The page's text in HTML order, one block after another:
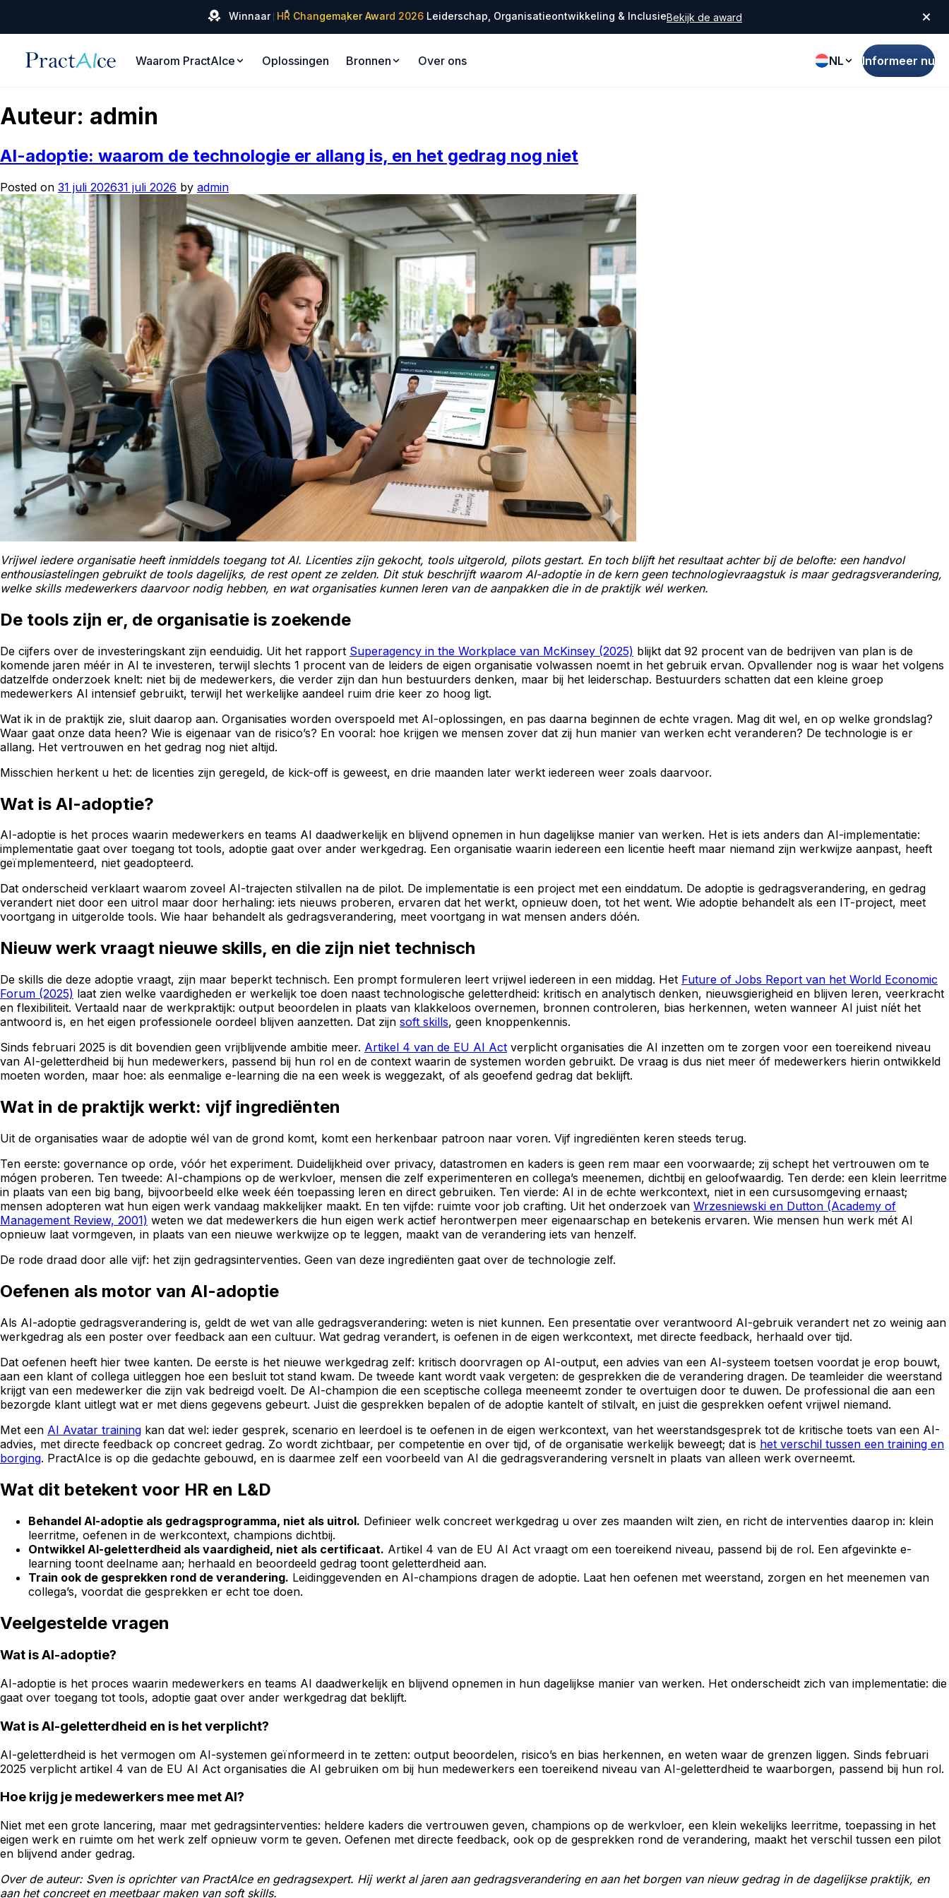
Winnaar HR Changemaker Award 2026
✦
✦
✦ Leiderschap, Organisatieontwikkeling & InclusieBekijk de award
Waarom PractAIce Oplossingen Bronnen Over ons NL Informeer nu
Auteur: admin
AI-adoptie: waarom de technologie er allang is, en het gedrag nog niet
Posted on 31 juli 202631 juli 2026 by admin
Vrijwel iedere organisatie heeft inmiddels toegang tot AI. Licenties zijn gekocht, tools uitgerold, pilots gestart. En toch blijft het resultaat achter bij de belofte: een handvol
enthousiastelingen gebruikt de tools dagelijks, de rest opent ze zelden. Dit stuk beschrijft waarom AI-adoptie in de kern geen technologievraagstuk is maar gedragsverandering,
welke skills medewerkers daarvoor nodig hebben, en wat organisaties kunnen leren van de aanpakken die in de praktijk wél werken.
De tools zijn er, de organisatie is zoekende
De cijfers over de investeringskant zijn eenduidig. Uit het rapport Superagency in the Workplace van McKinsey (2025) blijkt dat 92 procent van de bedrijven van plan is de
komende jaren méér in AI te investeren, terwijl slechts 1 procent van de leiders de eigen organisatie volwassen noemt in het gebruik ervan. Opvallender nog is waar het volgens
datzelfde onderzoek knelt: niet bij de medewerkers, die verder zijn dan hun bestuurders denken, maar bij het leiderschap. Bestuurders schatten dat een kleine groep
medewerkers AI intensief gebruikt, terwijl het werkelijke aandeel ruim drie keer zo hoog ligt.
Wat ik in de praktijk zie, sluit daarop aan. Organisaties worden overspoeld met AI-oplossingen, en pas daarna beginnen de echte vragen. Mag dit wel, en op welke grondslag?
Waar gaat onze data heen? Wie is eigenaar van de risico’s? En vooral: hoe krijgen we mensen zover dat zij hun manier van werken echt veranderen? De technologie is er
allang. Het vertrouwen en het gedrag nog niet altijd.
Misschien herkent u het: de licenties zijn geregeld, de kick-off is geweest, en drie maanden later werkt iedereen weer zoals daarvoor.
Wat is AI-adoptie?
AI-adoptie is het proces waarin medewerkers en teams AI daadwerkelijk en blijvend opnemen in hun dagelijkse manier van werken. Het is iets anders dan AI-implementatie:
implementatie gaat over toegang tot tools, adoptie gaat over ander werkgedrag. Een organisatie waarin iedereen een licentie heeft maar niemand zijn werkwijze aanpast, heeft
geïmplementeerd, niet geadopteerd.
Dat onderscheid verklaart waarom zoveel AI-trajecten stilvallen na de pilot. De implementatie is een project met een einddatum. De adoptie is gedragsverandering, en gedrag
verandert niet door een uitrol maar door herhaling: iets nieuws proberen, ervaren dat het werkt, opnieuw doen, tot het went. Wie adoptie behandelt als een IT-project, meet
voortgang in uitgerolde tools. Wie haar behandelt als gedragsverandering, meet voortgang in wat mensen anders dóén.
Nieuw werk vraagt nieuwe skills, en die zijn niet technisch
De skills die deze adoptie vraagt, zijn maar beperkt technisch. Een prompt formuleren leert vrijwel iedereen in een middag. Het Future of Jobs Report van het World Economic
Forum (2025) laat zien welke vaardigheden er werkelijk toe doen naast technologische geletterdheid: kritisch en analytisch denken, nieuwsgierigheid en blijven leren, veerkracht
en flexibiliteit. Vertaald naar de werkpraktijk: output beoordelen in plaats van klakkeloos overnemen, bronnen controleren, bias herkennen, weten wanneer AI juist níét het
antwoord is, en het eigen professionele oordeel blijven aanzetten. Dat zijn soft skills, geen knoppenkennis.
Sinds februari 2025 is dit bovendien geen vrijblijvende ambitie meer. Artikel 4 van de EU AI Act verplicht organisaties die AI inzetten om te zorgen voor een toereikend niveau
van AI-geletterdheid bij hun medewerkers, passend bij hun rol en de context waarin de systemen worden gebruikt. De vraag is dus niet meer óf medewerkers hierin ontwikkeld
moeten worden, maar hoe: als eenmalige e-learning die na een week is weggezakt, of als geoefend gedrag dat beklijft.
Wat in de praktijk werkt: vijf ingrediënten
Uit de organisaties waar de adoptie wél van de grond komt, komt een herkenbaar patroon naar voren. Vijf ingrediënten keren steeds terug.
Ten eerste: governance op orde, vóór het experiment. Duidelijkheid over privacy, datastromen en kaders is geen rem maar een voorwaarde; zij schept het vertrouwen om te
mógen proberen. Ten tweede: AI-champions op de werkvloer, mensen die zelf experimenteren en collega’s meenemen, dichtbij en geloofwaardig. Ten derde: een klein leerritme
in plaats van een big bang, bijvoorbeeld elke week één toepassing leren en direct gebruiken. Ten vierde: AI in de echte werkcontext, niet in een cursusomgeving ernaast;
mensen adopteren wat hun eigen werk vandaag makkelijker maakt. En ten vijfde: ruimte voor job crafting. Uit het onderzoek van Wrzesniewski en Dutton (Academy of
Management Review, 2001) weten we dat medewerkers die hun eigen werk actief herontwerpen meer eigenaarschap en betekenis ervaren. Wie mensen hun werk mét AI
opnieuw laat vormgeven, in plaats van een nieuwe werkwijze op te leggen, maakt van de verandering iets van henzelf.
De rode draad door alle vijf: het zijn gedragsinterventies. Geen van deze ingrediënten gaat over de technologie zelf.
Oefenen als motor van AI-adoptie
Als AI-adoptie gedragsverandering is, geldt de wet van alle gedragsverandering: weten is niet kunnen. Een presentatie over verantwoord AI-gebruik verandert net zo weinig aan
werkgedrag als een poster over feedback aan een cultuur. Wat gedrag verandert, is oefenen in de eigen werkcontext, met directe feedback, herhaald over tijd.
Dat oefenen heeft hier twee kanten. De eerste is het nieuwe werkgedrag zelf: kritisch doorvragen op AI-output, een advies van een AI-systeem toetsen voordat je erop bouwt,
aan een klant of collega uitleggen hoe een besluit tot stand kwam. De tweede kant wordt vaak vergeten: de gesprekken die de verandering dragen. De teamleider die weerstand
krijgt van een medewerker die zijn vak bedreigd voelt. De AI-champion die een sceptische collega meeneemt zonder te overtuigen door te duwen. De professional die aan een
bezorgde klant uitlegt wat er met diens gegevens gebeurt. Juist die gesprekken bepalen of de adoptie kantelt of stilvalt, en juist die gesprekken oefent vrijwel niemand.
Met een AI Avatar training kan dat wel: ieder gesprek, scenario en leerdoel is te oefenen in de eigen werkcontext, van het weerstandsgesprek tot de kritische toets van een AI-
advies, met directe feedback op concreet gedrag. Zo wordt zichtbaar, per competentie en over tijd, of de organisatie werkelijk beweegt; dat is het verschil tussen een training en
borging. PractAIce is op die gedachte gebouwd, en is daarmee zelf een voorbeeld van AI die gedragsverandering versnelt in plaats van alleen werk overneemt.
Wat dit betekent voor HR en L&D
Behandel AI-adoptie als gedragsprogramma, niet als uitrol. Definieer welk concreet werkgedrag u over zes maanden wilt zien, en richt de interventies daarop in: klein
leerritme, oefenen in de werkcontext, champions dichtbij.
Ontwikkel AI-geletterdheid als vaardigheid, niet als certificaat. Artikel 4 van de EU AI Act vraagt om een toereikend niveau, passend bij de rol. Een afgevinkte e-
learning toont deelname aan; herhaald en beoordeeld gedrag toont geletterdheid aan.
Train ook de gesprekken rond de verandering. Leidinggevenden en AI-champions dragen de adoptie. Laat hen oefenen met weerstand, zorgen en het meenemen van
collega’s, voordat die gesprekken er echt toe doen.
Veelgestelde vragen
Wat is AI-adoptie?
AI-adoptie is het proces waarin medewerkers en teams AI daadwerkelijk en blijvend opnemen in hun dagelijkse manier van werken. Het onderscheidt zich van implementatie: die
gaat over toegang tot tools, adoptie gaat over ander werkgedrag dat beklijft.
Wat is AI-geletterdheid en is het verplicht?
AI-geletterdheid is het vermogen om AI-systemen geïnformeerd in te zetten: output beoordelen, risico’s en bias herkennen, en weten waar de grenzen liggen. Sinds februari
2025 verplicht artikel 4 van de EU AI Act organisaties die AI gebruiken om bij hun medewerkers een toereikend niveau van AI-geletterdheid te waarborgen, passend bij hun rol.
Hoe krijg je medewerkers mee met AI?
Niet met een grote lancering, maar met gedragsinterventies: heldere kaders die vertrouwen geven, champions op de werkvloer, een klein wekelijks leerritme, toepassing in het
eigen werk en ruimte om het werk zelf opnieuw vorm te geven. Oefenen met directe feedback, ook op de gesprekken rond de verandering, maakt het verschil tussen een pilot
en blijvend ander gedrag.
Over de auteur: Sven is oprichter van PractAIce en gedragsexpert. Hij werkt al jaren aan gedragsverandering en aan het borgen van nieuw gedrag in de dagelijkse praktijk, en
aan het concreet en meetbaar maken van soft skills.